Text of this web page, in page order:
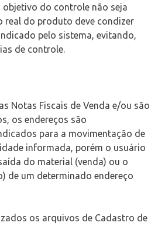
objetivo do controle não seja
real do produto deve condizer
pelo sistema, evitando,
de controle.
Notas Fiscais de Venda e/ou são
os endereços são
para a movimentação de
informada, porém o usuário
do material (venda) ou o
de um determinado endereço
os arquivos de Cadastro de